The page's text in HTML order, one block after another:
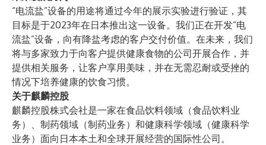
“电流盐”设备的用途将通过今年的展示实验进行验证，其
目标是于2023年在日本推出这一设备。我们正在开发“电
流盐”设备，向有降盐考虑的客户交付价值。在未来，我们
将与多家致力于向客户提供健康食物的公司开展合作，并
提供相关服务，让客户享用美味，并在无需忍耐或受挫的
情况下培养健康的饮食习惯。
关于麒麟控股
麒麟控股株式会社是一家在食品饮料领域（食品饮料业
务）、制药领域（制药业务）和健康科学领域（健康科学
业务）面向日本本土和全球开展经营的国际性公司。